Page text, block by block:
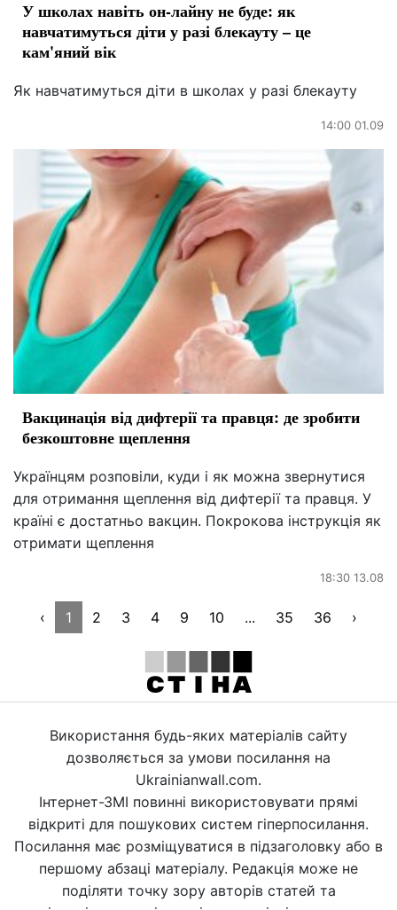
У школах навіть он-лайну не буде: як
навчатимуться діти у разі блекауту – це
кам'яний вік
Як навчатимуться діти в школах у разі блекауту
14:00 01.09
Вакцинація від дифтерії та правця: де зробити
безкоштовне щеплення
Українцям розповіли, куди і як можна звернутися
для отримання щеплення від дифтерії та правця. У
країні є достатньо вакцин. Покрокова інструкція як
отримати щеплення
18:30 13.08
‹ 1 2 3 4 9 10 ... 35 36 ›
Використання будь-яких матеріалів сайту
дозволяється за умови посилання на
Ukrainianwall.com.
Інтернет-ЗМІ повинні використовувати прямі
відкриті для пошукових систем гіперпосилання.
Посилання має розміщуватися в підзаголовку або в
першому абзаці матеріалу. Редакція може не
поділяти точку зору авторів статей та